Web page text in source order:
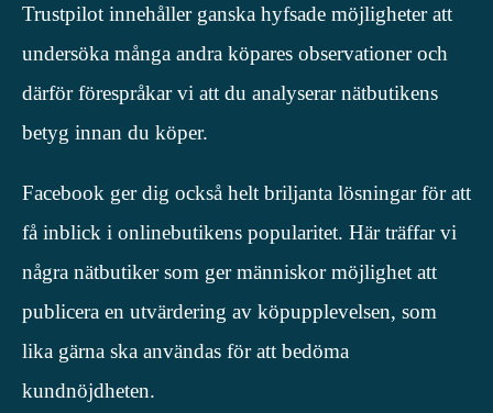
Trustpilot innehåller ganska hyfsade möjligheter att
undersöka många andra köpares observationer och
därför förespråkar vi att du analyserar nätbutikens
betyg innan du köper.
Facebook ger dig också helt briljanta lösningar för att
få inblick i onlinebutikens popularitet. Här träffar vi
några nätbutiker som ger människor möjlighet att
publicera en utvärdering av köpupplevelsen, som
lika gärna ska användas för att bedöma
kundnöjdheten.